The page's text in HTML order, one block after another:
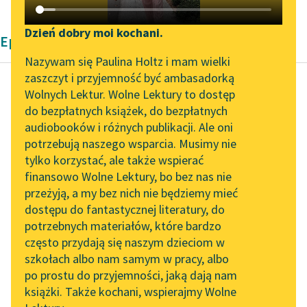
Katalog DAISY
Podkasty o książkach
Zgłoś brak utworu
Aktualności
„Prokurator Alicja Horn”
do słuchania
Byliśmy częścią AI Impact
Lab
Zapraszamy na spotkanie
online z tłumaczkami
literatury skandynawskiej
Spotkanie z Katarzyną
Tunkiel w Oslo
102. lata temu zmarł
Joseph Conrad
Narzędzia
Mapa Wolnych Lektur
Leśmianator
Przewodnik dla piszących i
czytających
API
OAI-PMH
Widget Wolnych Lektur
Przypisy
Dzień dobry moi kochani.
Nazywam się Paulina Holtz i mam wielki
zaszczyt i przyjemność być ambasadorką
Wolnych Lektur. Wolne Lektury to dostęp
do bezpłatnych książek, do bezpłatnych
audiobooków i różnych publikacji. Ale oni
potrzebują naszego wsparcia. Musimy nie
tylko korzystać, ale także wspierać
finansowo Wolne Lektury, bo bez nas nie
przeżyją, a my bez nich nie będziemy mieć
dostępu do fantastycznej literatury, do
potrzebnych materiałów, które bardzo
często przydają się naszym dzieciom w
szkołach albo nam samym w pracy, albo
po prostu do przyjemności, jaką dają nam
książki. Także kochani, wspierajmy Wolne
Epika
Autor nieznany
Ze skarbnicy
midraszy
Prorok Samuel zmarł w
wieku pięćdziesięciu
dwóch lat. W jego
pogrzebie
uczestniczyły całe
rzesze Żydów...